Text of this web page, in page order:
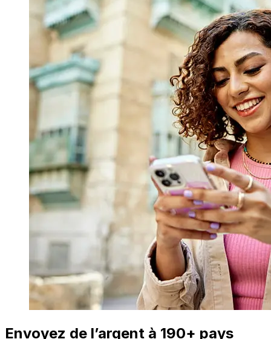
Envoyez de l’argent à 190+ pays